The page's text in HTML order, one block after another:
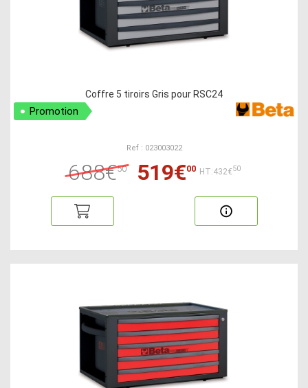
Coffre 5 tiroirs Gris pour RSC24
Promotion
Ref : 023003022
688€50 519€00 HT:432€50